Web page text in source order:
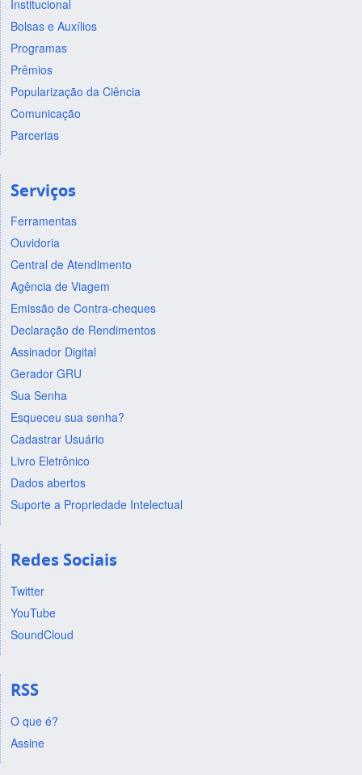
Institucional
Bolsas e Auxílios
Programas
Prêmios
Popularização da Ciência
Comunicação
Parcerias
Serviços
Ferramentas
Ouvidoria
Central de Atendimento
Agência de Viagem
Emissão de Contra-cheques
Declaração de Rendimentos
Assinador Digital
Gerador GRU
Sua Senha
Esqueceu sua senha?
Cadastrar Usuário
Livro Eletrônico
Dados abertos
Suporte a Propriedade Intelectual
Redes Sociais
Twitter
YouTube
SoundCloud
RSS
O que é?
Assine